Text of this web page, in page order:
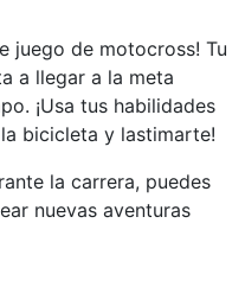
juego de motocross! Tu
a llegar a la meta
¡Usa tus habilidades
bicicleta y lastimarte!
la carrera, puedes
nuevas aventuras